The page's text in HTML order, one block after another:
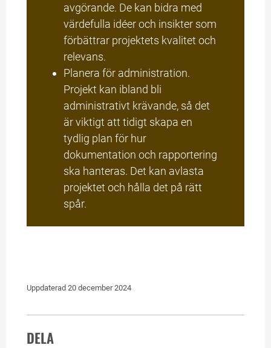
avgörande. De kan bidra med
värdefulla idéer och insikter som
förbättrar projektets kvalitet och
relevans.
Planera för administration.
Projekt kan ibland bli
administrativt krävande, så det
är viktigt att tidigt skapa en
tydlig plan för hur
dokumentation och rapportering
ska hanteras. Det kan avlasta
projektet och hålla det på rätt
spår.
Uppdaterad 20 december 2024
DELA